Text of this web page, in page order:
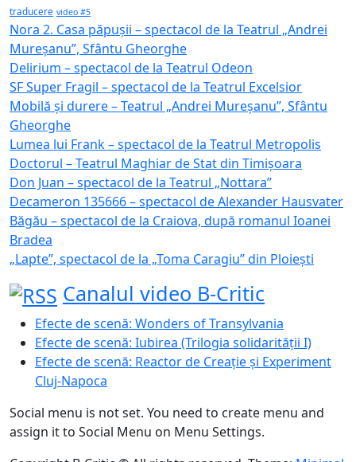
traducere video #5
Nora 2. Casa păpușii – spectacol de la Teatrul „Andrei
Mureșanu”, Sfântu Gheorghe
Delirium – spectacol de la Teatrul Odeon
SF Super Fragil – spectacol de la Teatrul Excelsior
Mobilă și durere – Teatrul „Andrei Mureșanu”, Sfântu
Gheorghe
Lumea lui Frank – spectacol de la Teatrul Metropolis
Doctorul – Teatrul Maghiar de Stat din Timișoara
Don Juan – spectacol de la Teatrul „Nottara”
Decameron 135666 – spectacol de Alexander Hausvater
Băgău – spectacol de la Craiova, după romanul Ioanei
Bradea
„Lapte”, spectacol de la „Toma Caragiu” din Ploiești
Canalul video B-Critic
Efecte de scenă: Wonders of Transylvania
Efecte de scenă: Iubirea (Trilogia solidarității I)
Efecte de scenă: Reactor de Creație și Experiment
Cluj-Napoca
Social menu is not set. You need to create menu and
assign it to Social Menu on Menu Settings.